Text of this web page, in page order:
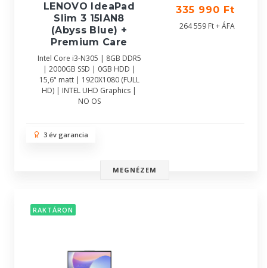
LENOVO IdeaPad
Slim 3 15IAN8
(Abyss Blue) +
Premium Care
Intel Core i3-N305 | 8GB DDR5
| 2000GB SSD | 0GB HDD |
15,6" matt | 1920X1080 (FULL
HD) | INTEL UHD Graphics |
NO OS
335 990 Ft
264 559 Ft + ÁFA
3 év garancia
MEGNÉZEM
RAKTÁRON